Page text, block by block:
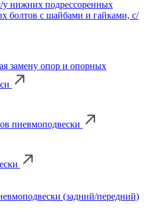
у нижних подрессоренных
болтов с шайбами и гайками, с/
замену опор и опорных
пневмоподвески
(задний/передний)